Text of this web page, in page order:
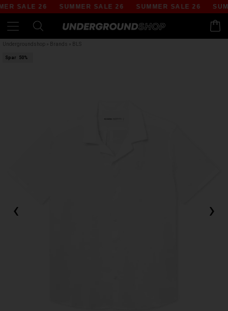
SALE 26 SUMMER SALE 26 SUMMER SALE 26
Undergroundshop Brands BLS
Spar 50%
‹ ›